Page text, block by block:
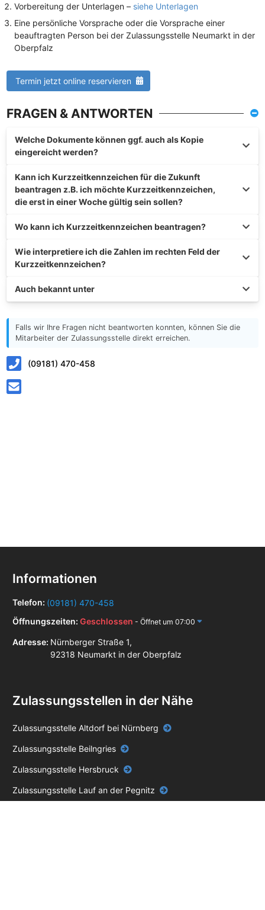
Vorbereitung der Unterlagen – siehe Unterlagen
Eine persönliche Vorsprache oder die Vorsprache einer
beauftragten Person bei der Zulassungsstelle Neumarkt in der
Oberpfalz
Termin jetzt online reservieren
FRAGEN & ANTWORTEN
Welche Dokumente können ggf. auch als Kopie
eingereicht werden?
Kann ich Kurzzeitkennzeichen für die Zukunft
beantragen z.B. ich möchte Kurzzeitkennzeichen,
die erst in einer Woche gültig sein sollen?
Wo kann ich Kurzzeitkennzeichen beantragen?
Wie interpretiere ich die Zahlen im rechten Feld der
Kurzzeitkennzeichen?
Auch bekannt unter
Falls wir Ihre Fragen nicht beantworten konnten, können Sie die
Mitarbeiter der Zulassungsstelle direkt erreichen.
(09181) 470-458
Informationen
Telefon: (09181) 470-458
Öffnungszeiten: Geschlossen - Öffnet um 07:00
Adresse: Nürnberger Straße 1,
92318 Neumarkt in der Oberpfalz
Zulassungsstellen in der Nähe
Zulassungsstelle Altdorf bei Nürnberg
Zulassungsstelle Beilngries
Zulassungsstelle Hersbruck
Zulassungsstelle Lauf an der Pegnitz